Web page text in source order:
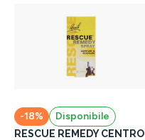
-18% Disponibile
RESCUE REMEDY CENTRO